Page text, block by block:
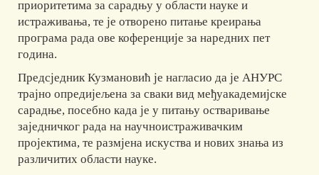
приоритетима за сарадњу у области науке и
истраживања, те је отворено питање креирања
програма рада ове коференције за наредних пет
година.
Предсједник Кузмановић је нагласио да је АНУРС
трајно опредијељена за сваки вид међуакадемијске
сарадње, посебно када је у питању остваривање
заједничког рада на научноистраживачким
пројектима, те размјена искуства и нових знања из
различитих области науке.